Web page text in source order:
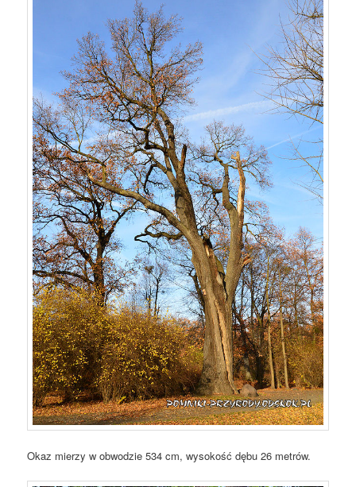
Okaz mierzy w obwodzie 534 cm, wysokość dębu 26 metrów.